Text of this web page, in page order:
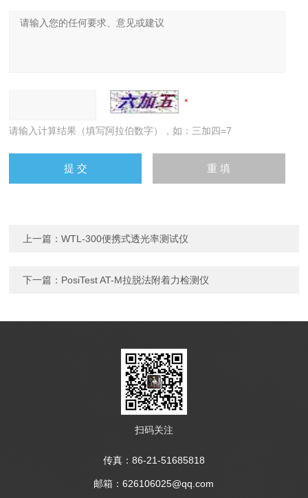
请输入计算结果（填写阿拉伯数字），如：三加四=7
上一篇：WTL-300便携式透光率测试仪
下一篇： PosiTest AT-M拉脱法附着力检测仪
扫码关注
传真：86-21-51685818
邮箱：626106025@qq.com